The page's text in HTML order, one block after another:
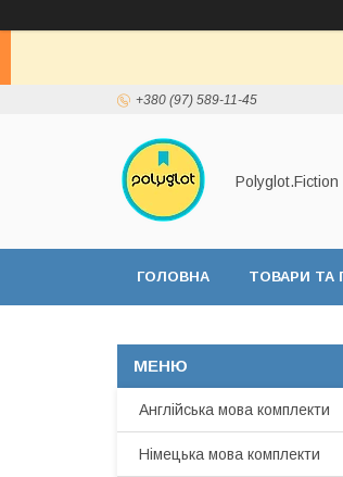
+380 (97) 589-11-45
Polyglot.Fiction
ГОЛОВНА ТОВАРИ ТА
Англійська мова комплекти
Німецька мова комплекти